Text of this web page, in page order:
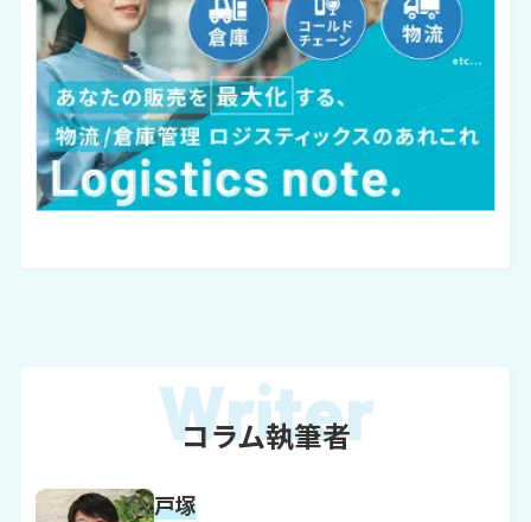
コラム執筆者
戸塚